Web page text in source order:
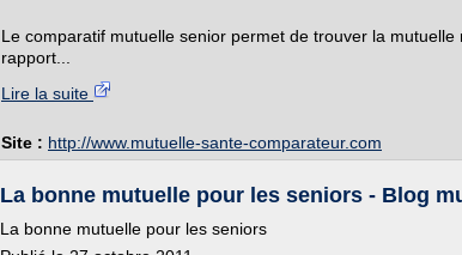
Le comparatif mutuelle senior permet de trouver la
rapport...
Lire la suite
Site : http://www.mutuelle-sante-comparateur.com
La bonne mutuelle pour les seniors - Blog
La bonne mutuelle pour les seniors